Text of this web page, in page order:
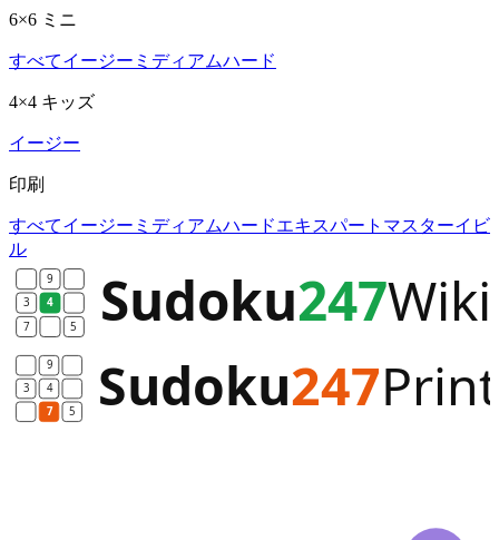
6×6 ミニ
すべてイージー ミディアムハード
4×4 キッズ
イージー
印刷
すべてイージー ミディアムハードエキスパート マスターイビ
ル